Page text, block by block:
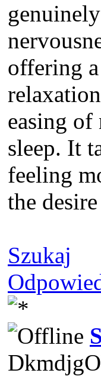
offering
easing of
sleep. It
feeling
the
Szukaj